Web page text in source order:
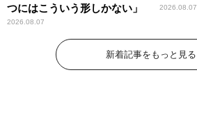
つにはこういう形しかない」
2026.08.07
2026.08.07
新着記事をもっと見る